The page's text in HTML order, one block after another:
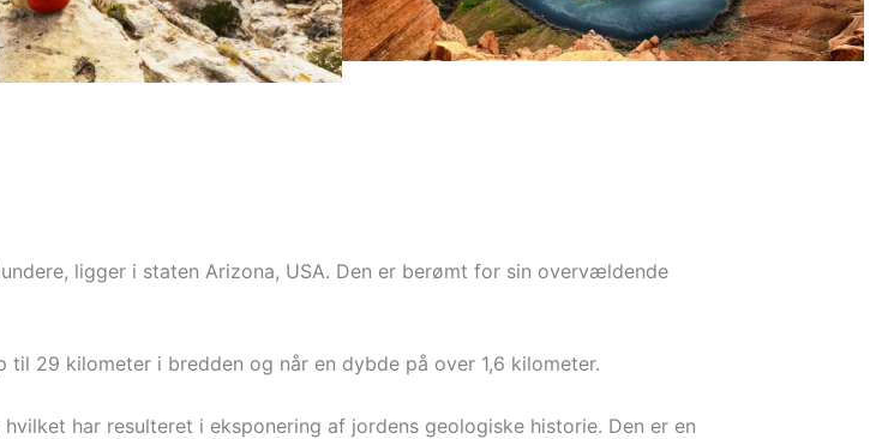
ligger i staten Arizona, USA. Den er berømt for sin overvældende
29 kilometer i bredden og når en dybde på over 1,6 kilometer.
har resulteret i eksponering af jordens geologiske historie. Den er en